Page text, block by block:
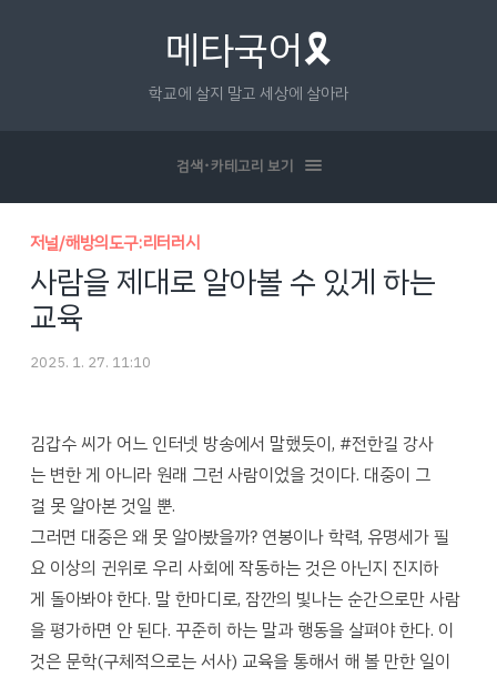
메타국어🎗
학교에 살지 말고 세상에 살아라
검색･카테고리 보기
저널/해방의도구:리터러시
사람을 제대로 알아볼 수 있게 하는
교육
2025. 1. 27. 11:10
김갑수 씨가 어느 인터넷 방송에서 말했듯이, #전한길 강사
는 변한 게 아니라 원래 그런 사람이었을 것이다. 대중이 그
걸 못 알아본 것일 뿐.
그러면 대중은 왜 못 알아봤을까? 연봉이나 학력, 유명세가 필
요 이상의 귄위로 우리 사회에 작동하는 것은 아닌지 진지하
게 돌아봐야 한다. 말 한마디로, 잠깐의 빛나는 순간으로만 사람
을 평가하면 안 된다. 꾸준히 하는 말과 행동을 살펴야 한다. 이
것은 문학(구체적으로는 서사) 교육을 통해서 해 볼 만한 일이